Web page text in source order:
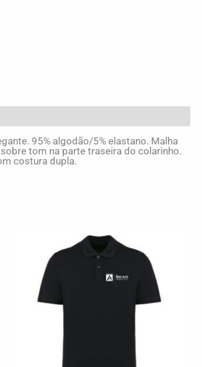
95% algodão/5% elastano. Malha
tom na parte traseira do colarinho.
costura dupla.
has
multiple
variants.
options
may
product
page